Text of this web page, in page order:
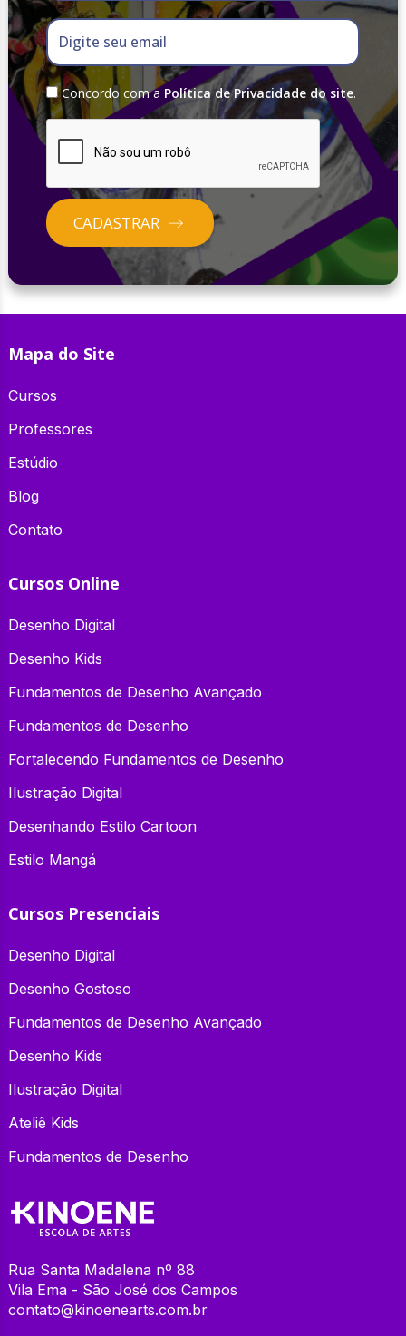
Digite seu email
Concordo com a Política de Privacidade do site.
CADASTRAR
Mapa do Site
Cursos
Professores
Estúdio
Blog
Contato
Cursos Online
Desenho Digital
Desenho Kids
Fundamentos de Desenho Avançado
Fundamentos de Desenho
Fortalecendo Fundamentos de Desenho
Ilustração Digital
Desenhando Estilo Cartoon
Estilo Mangá
Cursos Presenciais
Desenho Digital
Desenho Gostoso
Fundamentos de Desenho Avançado
Desenho Kids
Ilustração Digital
Ateliê Kids
Fundamentos de Desenho
Rua Santa Madalena nº 88
Vila Ema - São José dos Campos
contato@kinoenearts.com.br